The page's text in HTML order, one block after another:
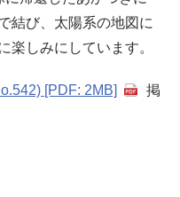
結び、太陽系の地図に
しみにしています。
[PDF: 2MB]
掲